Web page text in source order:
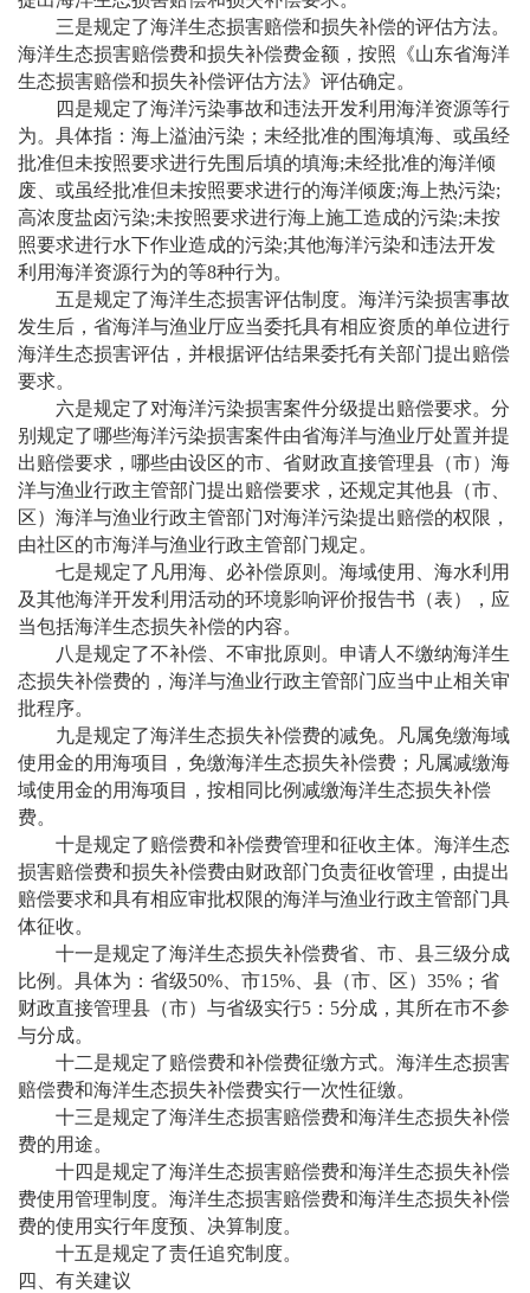
三是规定了海洋生态损害赔偿和损失补偿的评估方法。
海洋生态损害赔偿费和损失补偿费金额，按照《山东省海洋
生态损害赔偿和损失补偿评估方法》评估确定。
四是规定了海洋污染事故和违法开发利用海洋资源等行
为。具体指：海上溢油污染；未经批准的围海填海、或虽经
批准但未按照要求进行先围后填的填海;未经批准的海洋倾
废、或虽经批准但未按照要求进行的海洋倾废;海上热污染;
高浓度盐卤污染;未按照要求进行海上施工造成的污染;未按
照要求进行水下作业造成的污染;其他海洋污染和违法开发
利用海洋资源行为的等8种行为。
五是规定了海洋生态损害评估制度。海洋污染损害事故
发生后，省海洋与渔业厅应当委托具有相应资质的单位进行
海洋生态损害评估，并根据评估结果委托有关部门提出赔偿
要求。
六是规定了对海洋污染损害案件分级提出赔偿要求。分
别规定了哪些海洋污染损害案件由省海洋与渔业厅处置并提
出赔偿要求，哪些由设区的市、省财政直接管理县（市）海
洋与渔业行政主管部门提出赔偿要求，还规定其他县（市、
区）海洋与渔业行政主管部门对海洋污染提出赔偿的权限，
由社区的市海洋与渔业行政主管部门规定。
七是规定了凡用海、必补偿原则。海域使用、海水利用
及其他海洋开发利用活动的环境影响评价报告书（表），应
当包括海洋生态损失补偿的内容。
八是规定了不补偿、不审批原则。申请人不缴纳海洋生
态损失补偿费的，海洋与渔业行政主管部门应当中止相关审
批程序。
九是规定了海洋生态损失补偿费的减免。凡属免缴海域
使用金的用海项目，免缴海洋生态损失补偿费；凡属减缴海
域使用金的用海项目，按相同比例减缴海洋生态损失补偿
费。
十是规定了赔偿费和补偿费管理和征收主体。海洋生态
损害赔偿费和损失补偿费由财政部门负责征收管理，由提出
赔偿要求和具有相应审批权限的海洋与渔业行政主管部门具
体征收。
十一是规定了海洋生态损失补偿费省、市、县三级分成
比例。具体为：省级50%、市15%、县（市、区）35%；省
财政直接管理县（市）与省级实行5：5分成，其所在市不参
与分成。
十二是规定了赔偿费和补偿费征缴方式。海洋生态损害
赔偿费和海洋生态损失补偿费实行一次性征缴。
十三是规定了海洋生态损害赔偿费和海洋生态损失补偿
费的用途。
十四是规定了海洋生态损害赔偿费和海洋生态损失补偿
费使用管理制度。海洋生态损害赔偿费和海洋生态损失补偿
费的使用实行年度预、决算制度。
十五是规定了责任追究制度。
四、有关建议